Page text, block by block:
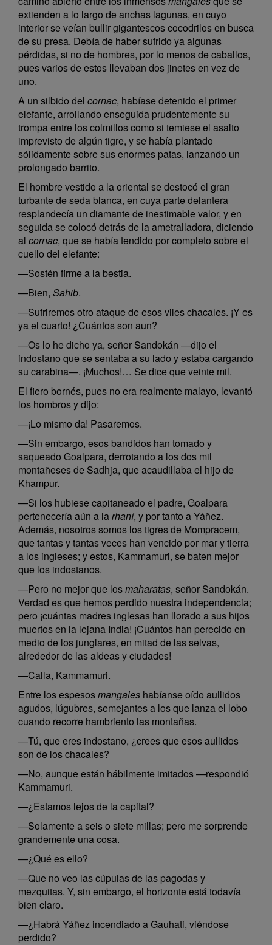
extienden a lo largo de anchas lagunas, en cuyo
interior se veían bullir gigantescos cocodrilos en busca
de su presa. Debía de haber sufrido ya algunas
pérdidas, si no de hombres, por lo menos de caballos,
pues varios de estos llevaban dos jinetes en vez de
uno.
A un silbido del cornac, habíase detenido el primer
elefante, arrollando enseguida prudentemente su
trompa entre los colmillos como si temiese el asalto
imprevisto de algún tigre, y se había plantado
sólidamente sobre sus enormes patas, lanzando un
prolongado barrito.
El hombre vestido a la oriental se destocó el gran
turbante de seda blanca, en cuya parte delantera
resplandecía un diamante de inestimable valor, y en
seguida se colocó detrás de la ametralladora, diciendo
al cornac, que se había tendido por completo sobre el
cuello del elefante:
—Sostén firme a la bestia.
—Bien, Sahib.
—Sufriremos otro ataque de esos viles chacales. ¡Y es
ya el cuarto! ¿Cuántos son aun?
—Os lo he dicho ya, señor Sandokán —dijo el
indostano que se sentaba a su lado y estaba cargando
su carabina—. ¡Muchos!… Se dice que veinte mil.
El fiero bornés, pues no era realmente malayo, levantó
los hombros y dijo:
—¡Lo mismo da! Pasaremos.
—Sin embargo, esos bandidos han tomado y
saqueado Goalpara, derrotando a los dos mil
montañeses de Sadhja, que acaudillaba el hijo de
Khampur.
—Si los hubiese capitaneado el padre, Goalpara
pertenecería aún a larhaní, y por tanto a Yáñez.
Además, nosotros somos los tigres de Mompracem,
que tantas y tantas veces han vencido por mar y tierra
a los ingleses; y estos, Kammamuri, se baten mejor
que los indostanos.
—Pero no mejor que losmaharatas, señor Sandokán.
Verdad es que hemos perdido nuestra independencia;
pero ¡cuántas madres inglesas han llorado a sus hijos
muertos en la lejana India! ¡Cuántos han perecido en
medio de los junglares, en mitad de las selvas,
alrededor de las aldeas y ciudades!
—Calla, Kammamuri.
Entre los espesosmangales habíanse oído aullidos
agudos, lúgubres, semejantes a los que lanza el lobo
cuando recorre hambriento las montañas.
—Tú, que eres indostano, ¿crees que esos aullidos
son de los chacales?
—No, aunque están hábilmente imitados —respondió
Kammamuri.
—¿Estamos lejos de la capital?
—Solamente a seis o siete millas; pero me sorprende
grandemente una cosa.
—¿Qué es ello?
—Que no veo las cúpulas de las pagodas y
mezquitas. Y, sin embargo, el horizonte está todavía
bien claro.
—¿Habrá Yáñez incendiado a Gauhati, viéndose
perdido?